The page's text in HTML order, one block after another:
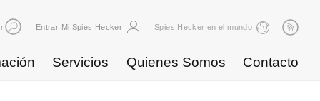
Entrar Mi Spies Hecker Spies Hecker en el mundo
Servicios Quienes Somos Contacto